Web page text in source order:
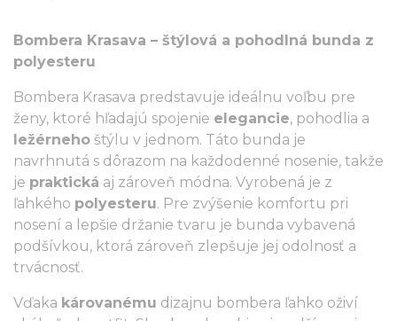
Bombera Krasava – štýlová a pohodlná bunda z
polyesteru
Bombera Krasava predstavuje ideálnu voľbu pre
ženy, ktoré hľadajú spojenie elegancie, pohodlia a
ležérneho štýlu v jednom. Táto bunda je
navrhnutá s dôrazom na každodenné nosenie, takže
je praktická aj zároveň módna. Vyrobená je z
ľahkého polyesteru. Pre zvýšenie komfortu pri
nosení a lepšie držanie tvaru je bunda vybavená
podšívkou, ktorá zároveň zlepšuje jej odolnosť a
trvácnosť.
Vďaka károvanému dizajnu bombera ľahko oživí